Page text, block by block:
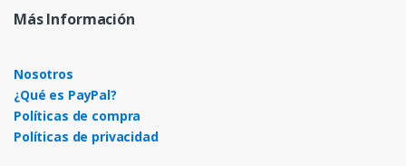
Más Información
Nosotros
¿Qué es PayPal?
Políticas de compra
Políticas de privacidad